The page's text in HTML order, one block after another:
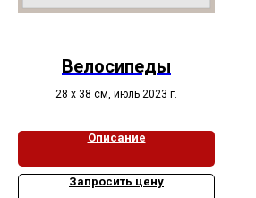
Велосипеды
28 х 38 см, июль 2023 г.
Описание
Запросить цену